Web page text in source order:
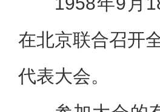
在北京联合召开
代表大会。